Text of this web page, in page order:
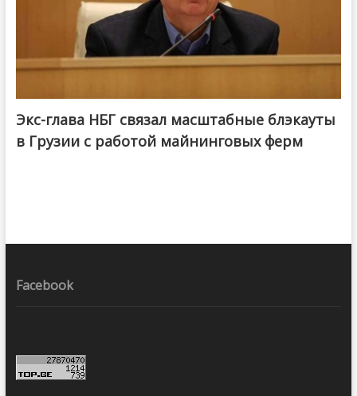
Экс-глава НБГ связал масштабные блэкауты
в Грузии с работой майнинговых ферм
Facebook